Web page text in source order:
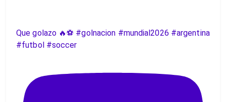
Que golazo 🔥⚽️ #golnacion #mundial2026 #argentina
#futbol #soccer